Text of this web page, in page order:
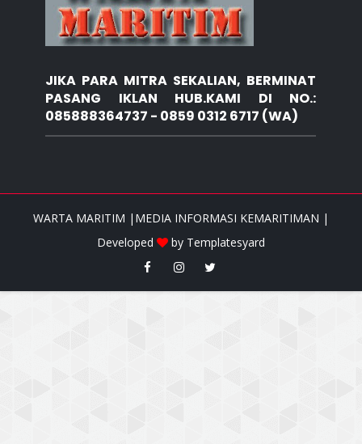
JIKA PARA MITRA SEKALIAN, BERMINAT
PASANG IKLAN HUB.KAMI DI NO.:
085888364737 - 0859 0312 6717 (WA)
WARTA MARITIM |MEDIA INFORMASI KEMARITIMAN |
Developed
by Templatesyard